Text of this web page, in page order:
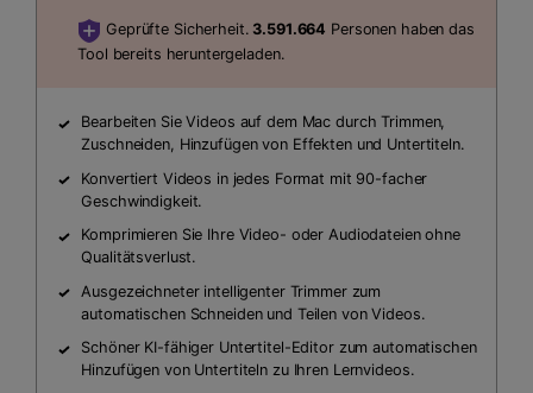
Geprüfte Sicherheit. 3.591.664 Personen haben das
Tool bereits heruntergeladen.
Bearbeiten Sie Videos auf dem Mac durch Trimmen,
Zuschneiden, Hinzufügen von Effekten und Untertiteln.
Konvertiert Videos in jedes Format mit 90-facher
Geschwindigkeit.
Komprimieren Sie Ihre Video- oder Audiodateien ohne
Qualitätsverlust.
Ausgezeichneter intelligenter Trimmer zum
automatischen Schneiden und Teilen von Videos.
Schöner KI-fähiger Untertitel-Editor zum automatischen
Hinzufügen von Untertiteln zu Ihren Lernvideos.